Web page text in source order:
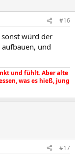
#16
würd der
und
und fühlt. Aber alte
was es hieß, jung
#17